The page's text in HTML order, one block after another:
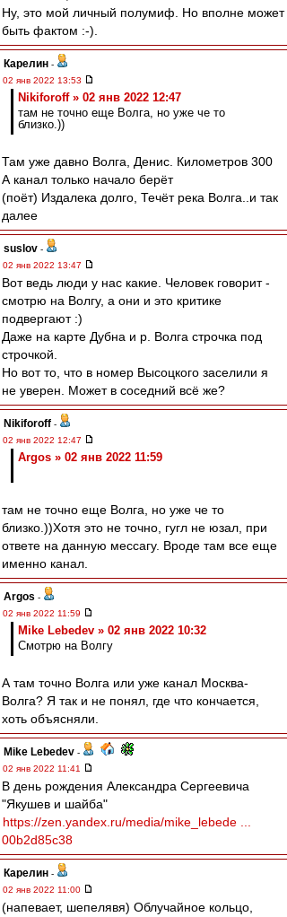
Ну, это мой личный полумиф. Но вполне может
быть фактом :-).
Карелин -
02 янв 2022 13:53
Nikiforoff » 02 янв 2022 12:47
там не точно еще Волга, но уже че то
близко.))
Там уже давно Волга, Денис. Километров 300
А канал только начало берёт
(поёт) Издалека долго, Течёт река Волга..и так
далее
suslov -
02 янв 2022 13:47
Вот ведь люди у нас какие. Человек говорит -
смотрю на Волгу, а они и это критике
подвергают :)
Даже на карте Дубна и р. Волга строчка под
строчкой.
Но вот то, что в номер Высоцкого заселили я
не уверен. Может в соседний всё же?
Nikiforoff -
02 янв 2022 12:47
Argos » 02 янв 2022 11:59
там не точно еще Волга, но уже че то
близко.))Хотя это не точно, гугл не юзал, при
ответе на данную мессагу. Вроде там все еще
именно канал.
Argos -
02 янв 2022 11:59
Mike Lebedev » 02 янв 2022 10:32
Смотрю на Волгу
А там точно Волга или уже канал Москва-
Волга? Я так и не понял, где что кончается,
хоть объясняли.
Mike Lebedev -
02 янв 2022 11:41
В день рождения Александра Сергеевича
"Якушев и шайба"
https://zen.yandex.ru/media/mike_lebede ...
00b2d85c38
Карелин -
02 янв 2022 11:00
(напевает, шепелявя) Облучайное кольцо,